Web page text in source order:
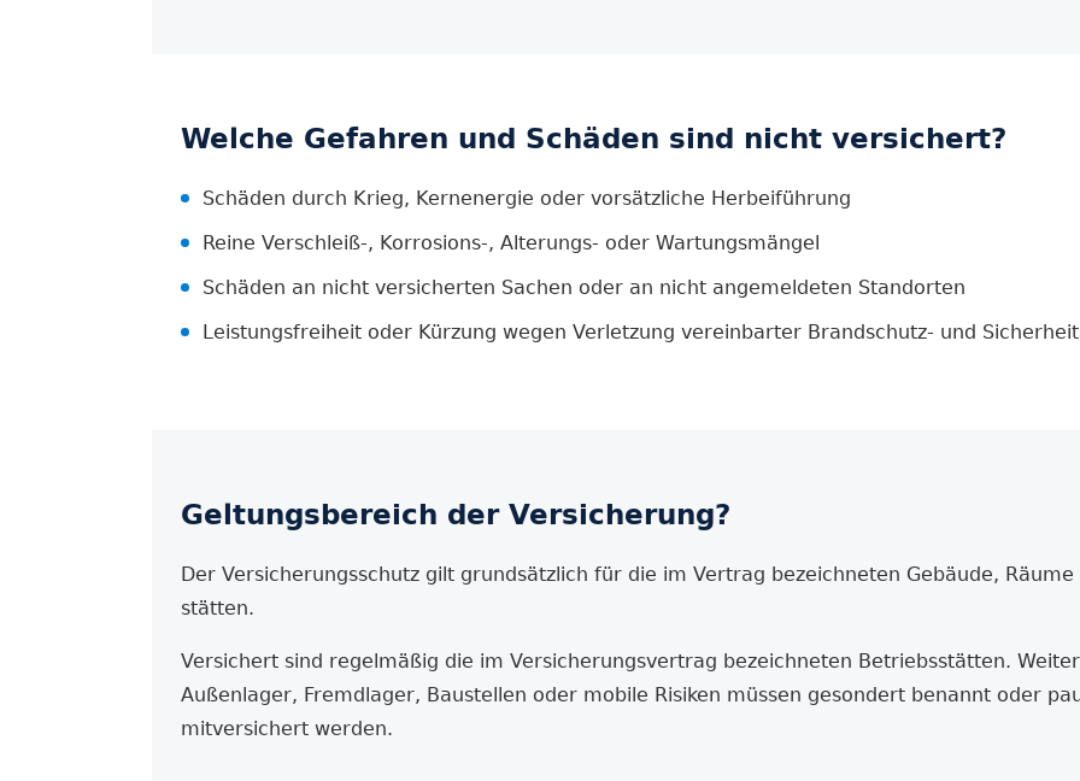
Welche Gefahren und Schäden sind nicht versichert?
Schäden durch Krieg, Kernenergie oder vorsätzliche Herbeiführung
Reine Verschleiß-, Korrosions-, Alterungs- oder Wartungsmängel
Schäden an nicht versicherten Sachen oder an nicht angemeldeten Standorten
Leistungsfreiheit oder Kürzung wegen Verletzung vereinbarter Brandschutz- und
Geltungsbereich der Versicherung?
Der Versicherungs­schutz gilt grundsätzlich für die im Vertrag bezeichneten Gebäude,
stätten.
Versichert sind regelmäßig die im Versicherungs­vertrag bezeichneten Betriebs­stätten.
Außenlager, Fremdlager, Baustellen oder mobile Risiken müssen gesondert benannt oder
mitversichert werden.